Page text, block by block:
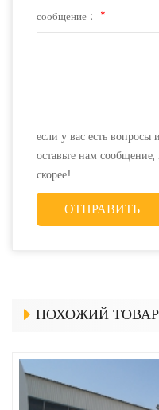
сообщение : *
если у вас есть
оставьте нам
скорее!
ПОХОЖИЙ ТОВАР